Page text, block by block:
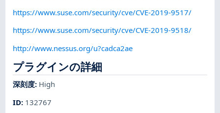
https://www.suse.com/security/cve/CVE-2019-9517/
https://www.suse.com/security/cve/CVE-2019-9518/
http://www.nessus.org/u?cadca2ae
プラグインの詳細
深刻度: High
ID: 132767